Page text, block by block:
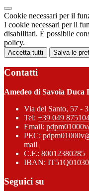
Cookie necessari per il
I cookie necessari per il
disabilitati. È possibile
policy.
Accetta tutti Salva le
Contatti
Amedeo di Savoia Duca
Via del Santo, 57 -
Tel: +39 049
Email:
PEC:
mail
C.F.: 80012380285
IBAN:
Seguici su